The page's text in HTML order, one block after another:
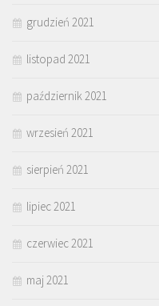
grudzień 2021
listopad 2021
październik 2021
wrzesień 2021
sierpień 2021
lipiec 2021
czerwiec 2021
maj 2021